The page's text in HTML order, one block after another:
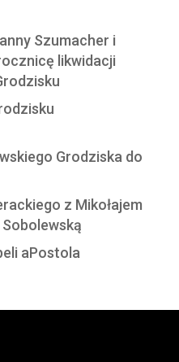
Szumacher i
likwidacji
Grodziska do
z Mikołajem
aPostola